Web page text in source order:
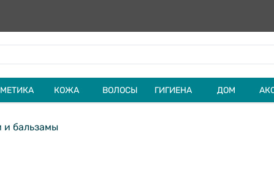
КОЖА ВОЛОСЫ ГИГИЕНА ДОМ
бальзамы